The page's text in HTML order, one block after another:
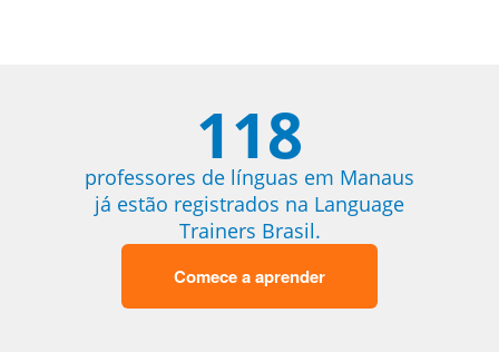
118
professores de línguas em Manaus
já estão registrados na Language
Trainers Brasil.
Comece a aprender